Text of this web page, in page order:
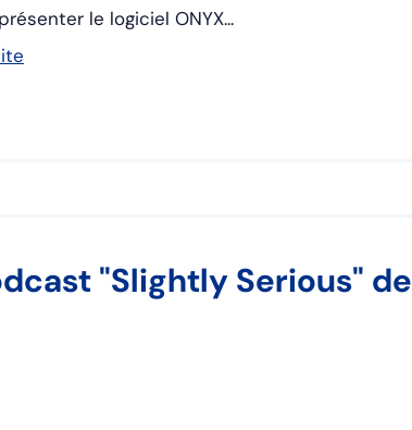
le logiciel ONYX...
"Slightly Serious" de